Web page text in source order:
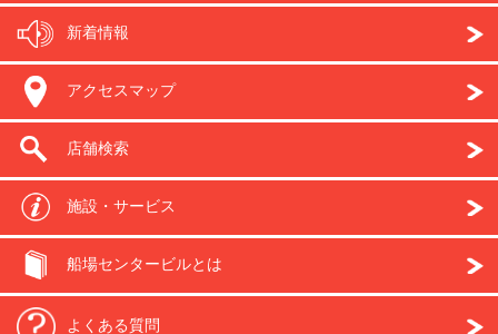
新着情報
アクセスマップ
店舗検索
施設・サービス
船場センタービルとは
よくある質問